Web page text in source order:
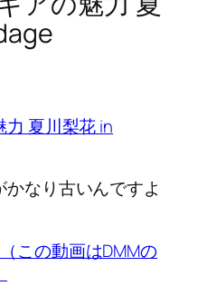
夏川梨花 in
なり古いんですよ
この動画はDMMの